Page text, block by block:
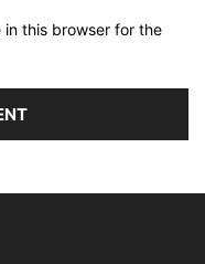
in this browser for the